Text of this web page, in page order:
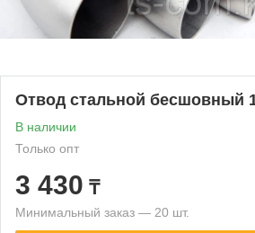
Отвод стальной бесшовный
В наличии
Только опт
3 430 ₸
Минимальный заказ — 20 шт.